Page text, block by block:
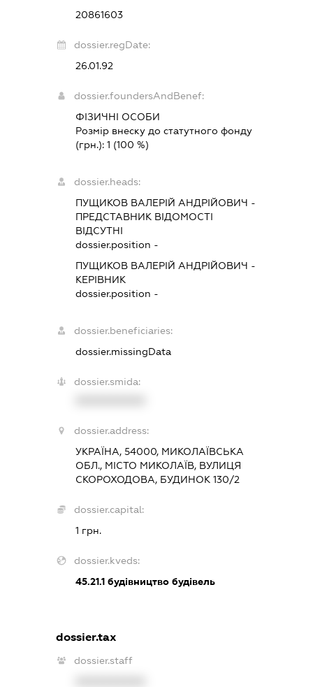
20861603
dossier.regDate:
26.01.92
dossier.foundersAndBenef:
ФІЗИЧНІ ОСОБИ
Розмір внеску до статутного фонду
(грн.): 1 (100 %)
dossier.heads:
ПУЩИКОВ ВАЛЕРІЙ АНДРІЙОВИЧ -
ПРЕДСТАВНИК ВІДОМОСТІ
ВІДСУТНІ
dossier.position -
ПУЩИКОВ ВАЛЕРІЙ АНДРІЙОВИЧ -
КЕРІВНИК
dossier.position -
dossier.beneficiaries:
dossier.missingData
dossier.smida:
dossier.address:
УКРАЇНА, 54000, МИКОЛАЇВСЬКА
ОБЛ., МІСТО МИКОЛАЇВ, ВУЛИЦЯ
СКОРОХОДОВА, БУДИНОК 130/2
dossier.capital:
1 грн.
dossier.kveds:
45.21.1будівництво будівель
dossier.tax
dossier.staff